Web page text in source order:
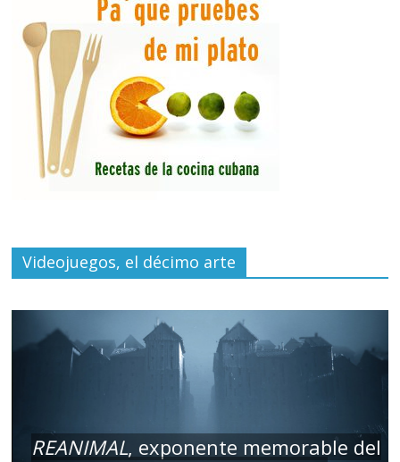
Videojuegos, el décimo arte
REANIMAL, exponente memorable del